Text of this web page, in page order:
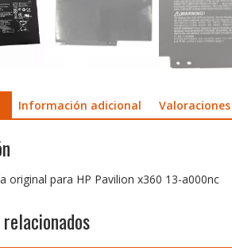
Información adicional Valoraciones
original para HP Pavilion x360 13-a000nc